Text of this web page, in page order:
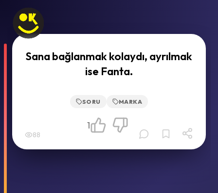
Sana bağlanmak kolaydı, ayrılmak
ise Fanta.
SORU MARKA
88
1